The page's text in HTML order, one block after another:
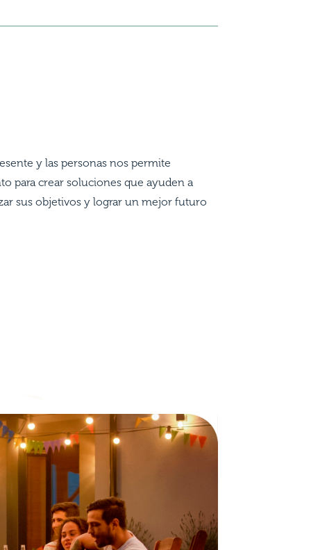
y las personas nos permite
para crear soluciones que ayuden a
sus objetivos y lograr un mejor futuro